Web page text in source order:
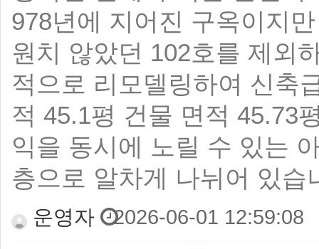
978년에 지어진 구옥이지
원치 않았던 102호를 제외
적으로 리모델링하여 신축
적 45.1평 건물 면적 45.73
익을 동시에 노릴 수 있는
층으로 알차게 나뉘어 있
운영자 2026-06-01 12:59:08